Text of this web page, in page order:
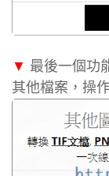
▼ 最後一個功
其他檔案，操